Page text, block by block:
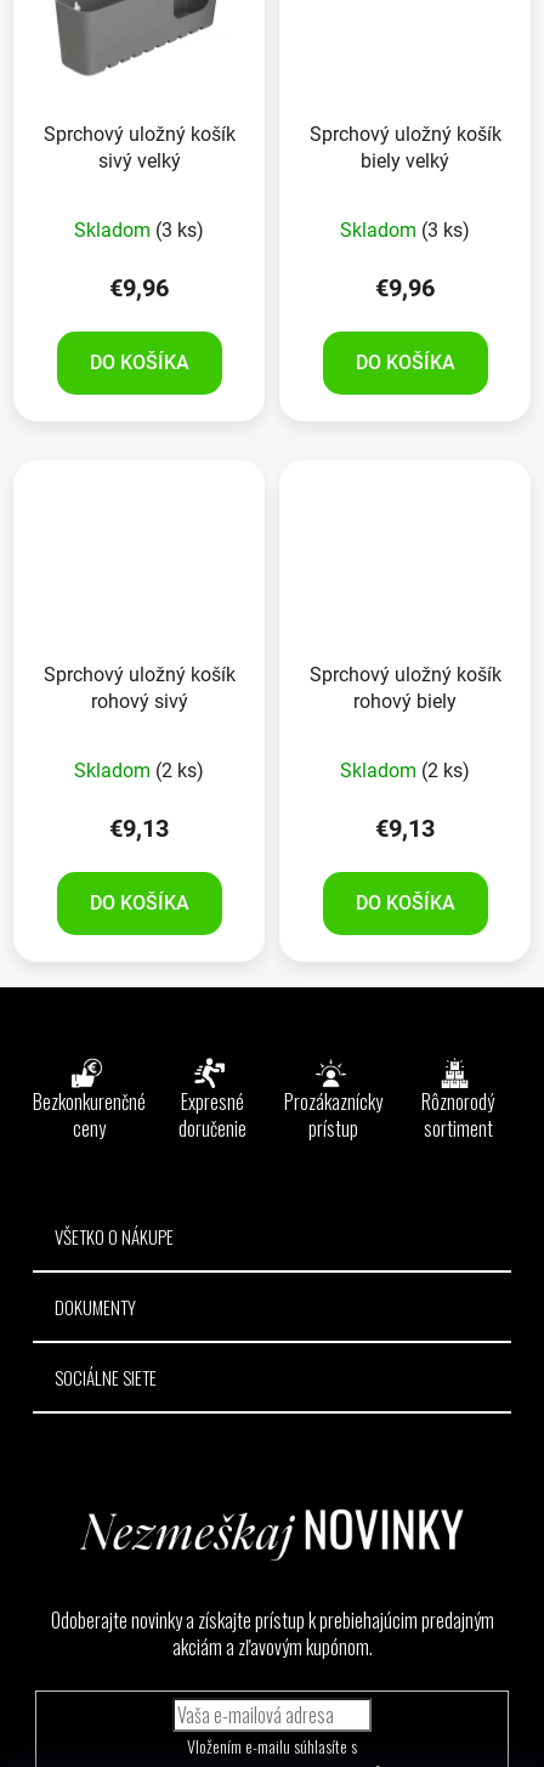
Sprchový uložný košík
sivý velký
Skladom (3 ks)
€9,96
DO KOŠÍKA
Sprchový uložný košík
biely velký
Skladom (3 ks)
€9,96
DO KOŠÍKA
Sprchový uložný košík
rohový sivý
Skladom (2 ks)
€9,13
DO KOŠÍKA
Sprchový uložný košík
rohový biely
Skladom (2 ks)
€9,13
DO KOŠÍKA
Bezkonkurenčné
ceny
Expresné
doručenie
Prozákaznícky
prístup
Rôznorodý
sortiment
VŠETKO O NÁKUPE
DOKUMENTY
SOCIÁLNE SIETE
Odoberajte novinky a získajte prístup k prebiehajúcim predajným
akciám a zľavovým kupónom.